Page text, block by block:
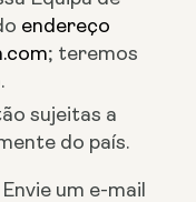
endereço
; teremos
sujeitas a
do país.
um e-mail